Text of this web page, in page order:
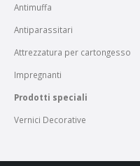
Antimuffa
Antiparassitari
Attrezzatura per cartongesso
Impregnanti
Prodotti speciali
Vernici Decorative